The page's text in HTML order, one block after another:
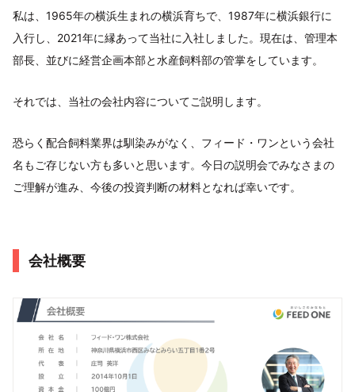
私は、1965年の横浜生まれの横浜育ちで、1987年に横浜銀行に
入行し、2021年に縁あって当社に入社しました。現在は、管理本
部長、並びに経営企画本部と水産飼料部の管掌をしています。
それでは、当社の会社内容についてご説明します。
恐らく配合飼料業界は馴染みがなく、フィード・ワンという会社
名もご存じない方も多いと思います。今日の説明会でみなさまの
ご理解が進み、今後の投資判断の材料となれば幸いです。
会社概要